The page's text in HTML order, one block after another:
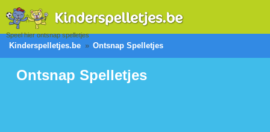
Speel hier ontsnap spelletjes
Kinderspelletjes.be Ontsnap Spelletjes
Ontsnap Spelletjes